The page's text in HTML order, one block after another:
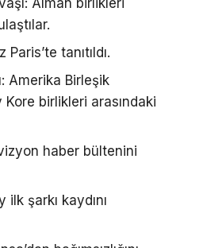
Alman birlikleri
tanıtıldı.
Amerika Birleşik
birlikleri arasındaki
haber bültenini
şarkı kaydını